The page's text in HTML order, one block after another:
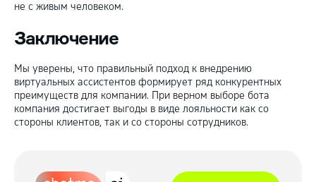
не с живым человеком.
Заключение
Мы уверены, что правильный подход к внедрению
виртуальных ассистентов формирует ряд конкурентных
преимуществ для компании. При верном выборе бота
компания достигает выгоды в виде лояльности как со
стороны клиентов, так и со стороны сотрудников.